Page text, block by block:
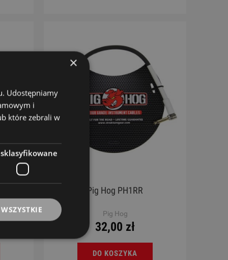
Pig Hog PH1RR
Pig Hog
32,00 zł
DO KOSZYKA
×
Udostępniamy
i
które zebrali w